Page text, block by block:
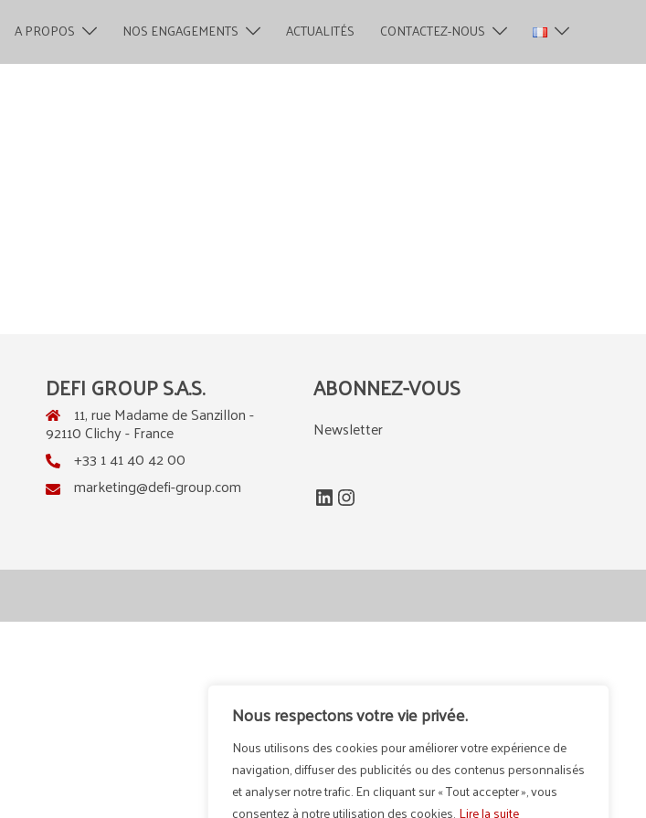
Nous respectons votre vie privée.
Nous utilisons des cookies pour améliorer votre expérience de
navigation, diffuser des publicités ou des contenus personnalisés
et analyser notre trafic. En cliquant sur « Tout accepter », vous
consentez à notre utilisation des cookies. Lire la suite
A PROPOS NOS ENGAGEMENTS ACTUALITÉS CONTACTEZ-NOUS
DEFI GROUP S.A.S.
11, rue Madame de Sanzillon -
92110 Clichy - France
+33 1 41 40 42 00
marketing@defi-group.com
ABONNEZ-VOUS
Newsletter
LinkedIn
Instagram